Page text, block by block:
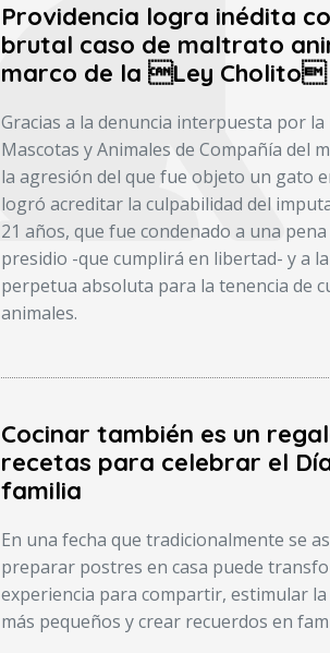
Providencia logra inédita
brutal caso de maltrato
marco de la Ley Cholito
Gracias a la denuncia interpuesta por
Mascotas y Animales de Compañía del
la agresión del que fue objeto un gato
logró acreditar la culpabilidad del
21 años, que fue condenado a una pena
presidio -que cumplirá en libertad- y a
perpetua absoluta para la tenencia de
animales.
Cocinar también es un
recetas para celebrar el
familia
En una fecha que tradicionalmente se
preparar postres en casa puede
experiencia para compartir, estimular la
más pequeños y crear recuerdos en